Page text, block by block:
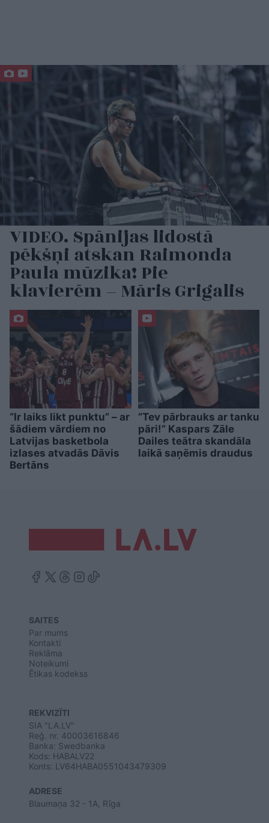
VIDEO. Spānijas lidostā
pēkšņi atskan Raimonda
Paula mūzika! Pie
klavierēm – Māris Grigalis
“Ir laiks likt punktu” – ar
šādiem vārdiem no
Latvijas basketbola
izlases atvadās Dāvis
Bertāns
“Tev pārbrauks ar tanku
pāri!” Kaspars Zāle
Dailes teātra skandāla
laikā saņēmis draudus
SAITES
Par mums
Kontakti
Reklāma
Noteikumi
Ētikas kodekss
REKVIZĪTI
SIA "LA.LV"
Reģ. nr. 40003616846
Banka: Swedbanka
Kods: HABALV22
Konts: LV64HABA0551043479309
ADRESE
Blaumaņa 32 - 1A, Rīga